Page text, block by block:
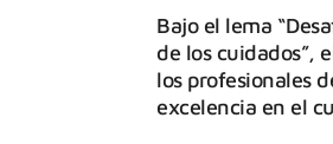
Bajo el lema
de los cuidados”,
los profesionales
excelencia en el